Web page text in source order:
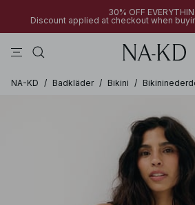
30% OFF
Discount applied at checkout when
NA-KD / Badkläder / Bikini /